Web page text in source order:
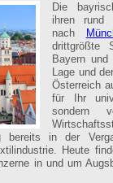
Die
ihren rund
nach
drittgrößte
Bayern
Lage und
Österreich
für Ihr
sondern
bereits in der
Heute
in und um